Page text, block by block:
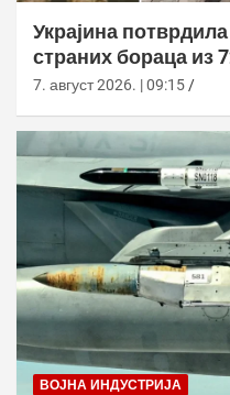
Украјина
страних бораца из
7. август 2026. | 09:15
ВОЈНА ИНДУСТРИЈА